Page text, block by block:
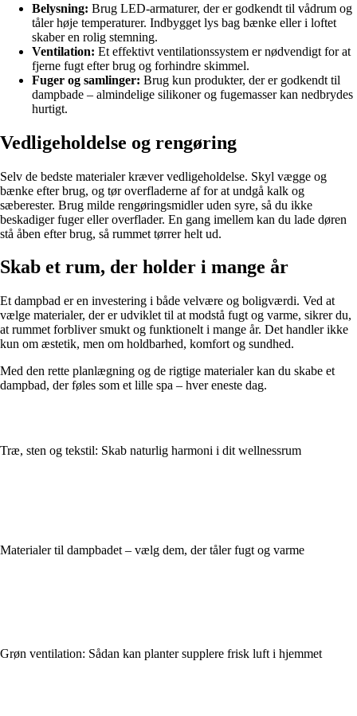
Belysning: Brug LED-armaturer, der er godkendt til vådrum og
tåler høje temperaturer. Indbygget lys bag bænke eller i loftet
skaber en rolig stemning.
Ventilation: Et effektivt ventilationssystem er nødvendigt for at
fjerne fugt efter brug og forhindre skimmel.
Fuger og samlinger: Brug kun produkter, der er godkendt til
dampbade – almindelige silikoner og fugemasser kan nedbrydes
hurtigt.
Vedligeholdelse og rengøring
Selv de bedste materialer kræver vedligeholdelse. Skyl vægge og
bænke efter brug, og tør overfladerne af for at undgå kalk og
sæberester. Brug milde rengøringsmidler uden syre, så du ikke
beskadiger fuger eller overflader. En gang imellem kan du lade døren
stå åben efter brug, så rummet tørrer helt ud.
Skab et rum, der holder i mange år
Et dampbad er en investering i både velvære og boligværdi. Ved at
vælge materialer, der er udviklet til at modstå fugt og varme, sikrer du,
at rummet forbliver smukt og funktionelt i mange år. Det handler ikke
kun om æstetik, men om holdbarhed, komfort og sundhed.
Med den rette planlægning og de rigtige materialer kan du skabe et
dampbad, der føles som et lille spa – hver eneste dag.
Træ, sten og tekstil: Skab naturlig harmoni i dit wellnessrum
Materialer til dampbadet – vælg dem, der tåler fugt og varme
Grøn ventilation: Sådan kan planter supplere frisk luft i hjemmet